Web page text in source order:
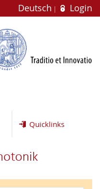
Deutsch Login
Quicklinks